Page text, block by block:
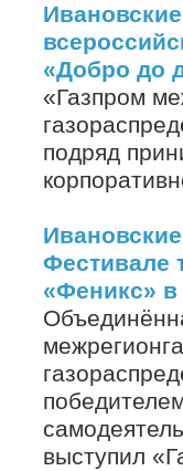
«Добро до
«Газпром
подряд
Фестивале
«Феникс» в
выступил